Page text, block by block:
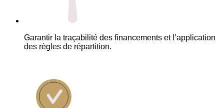
Garantir la traçabilité des financements et l’application
des règles de répartition.